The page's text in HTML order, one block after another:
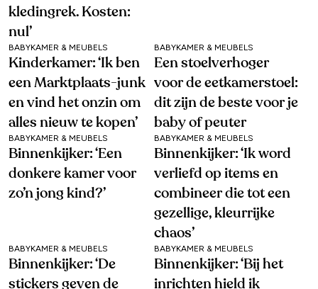
kledingrek. Kosten:
nul’
BABYKAMER & MEUBELS
Kinderkamer: ‘Ik ben
een Marktplaats-junk
en vind het onzin om
alles nieuw te kopen’
BABYKAMER & MEUBELS
Een stoelverhoger
voor de eetkamerstoel:
dit zijn de beste voor je
baby of peuter
BABYKAMER & MEUBELS
Binnenkijker: ‘Een
donkere kamer voor
zo’n jong kind?’
BABYKAMER & MEUBELS
Binnenkijker: ‘Ik word
verliefd op items en
combineer die tot een
gezellige, kleurrijke
chaos’
BABYKAMER & MEUBELS
Binnenkijker: ‘De
stickers geven de
BABYKAMER & MEUBELS
Binnenkijker: ‘Bij het
inrichten hield ik